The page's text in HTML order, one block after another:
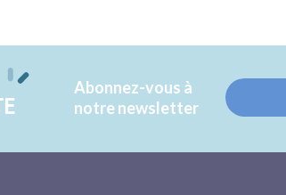
Abonnez-vous à
notre newsletter